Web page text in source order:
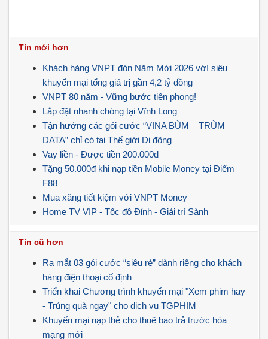
Tin mới hơn
Khách hàng VNPT đón Năm Mới 2026 vớí siêu
khuyến mại tổng giá trị gần 4,2 tỷ đồng
VNPT 80 năm - Vững bước tiên phong!
Lắp đặt nhanh chóng tại Vĩnh Long
Tận hưởng các gói cước “VINA BÙM – TRÙM
DATA” chỉ có tại Thế giới Di động
Vay liền - Được tiền 200.000đ
Tặng 50.000đ khi nạp tiền Mobile Money tại Điểm
F88
Mua xăng tiết kiệm với VNPT Money
Home TV VIP - Tốc độ Đỉnh - Giải trí Sành
Tin cũ hơn
Ra mắt 03 gói cước “siêu rẻ” dành riêng cho khách
hàng điện thoại cố định
Triển khai Chương trình khuyến mại "Xem phim hay
- Trúng quà ngay" cho dịch vụ TGPHIM
Khuyến mại nạp thẻ cho thuê bao trả trước hòa
mạng mới